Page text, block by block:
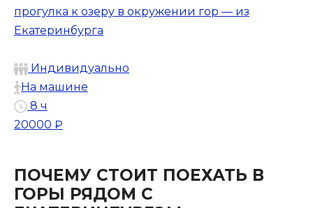
прогулка к озеру в окружении гор — из
Екатеринбурга
Индивидуально
На машине
8 ч
20000 ₽
ПОЧЕМУ СТОИТ ПОЕХАТЬ В
ГОРЫ РЯДОМ С